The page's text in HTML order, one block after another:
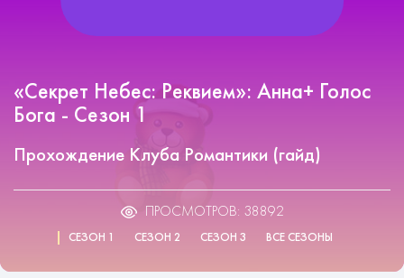
«Секрет Небес: Реквием»: Анна+ Голос
Бога - Сезон 1
Прохождение Клуба Романтики (гайд)
ПРОСМОТРОВ: 38892
СЕЗОН 1 СЕЗОН 2 СЕЗОН 3 ВСЕ СЕЗОНЫ